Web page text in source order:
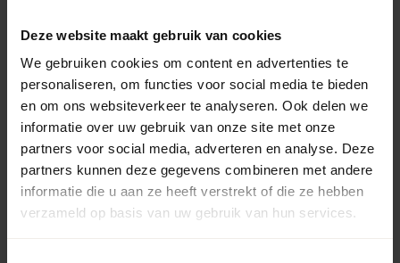
Deze website maakt gebruik van cookies
We gebruiken cookies om content en advertenties te
personaliseren, om functies voor social media te bieden
en om ons websiteverkeer te analyseren. Ook delen we
informatie over uw gebruik van onze site met onze
partners voor social media, adverteren en analyse. Deze
partners kunnen deze gegevens combineren met andere
informatie die u aan ze heeft verstrekt of die ze hebben
verzameld op basis van uw gebruik van hun services.
passen.
Houten regentonnen
De houten regentonnen van Barrel Atelier zijn vervaardigd
uit gerecyclede wijn-, whisky- of portvaten, wat elk
exemplaar uniek maakt. Deze ambachtelijke regentonnen
combineren functionaliteit met een authentieke
uitstraling en zijn een aanwinst voor elke tuin in
Renswoude. Dankzij het gebruik van hoogwaardige
materialen en vakmanschap zijn ze duurzaam en gaan ze
jarenlang mee.